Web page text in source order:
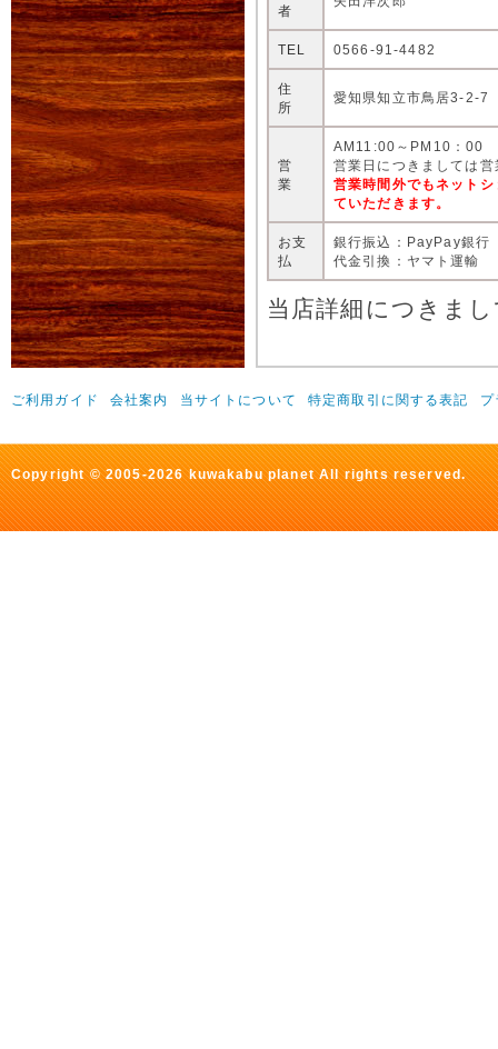
者
TEL 0566-91-4482
住
所
愛知県知立市鳥居3-2-7
営
業
AM11:00～PM10：00
営業日につきましては
営業時間外でもネット
ていただきます。
お支
払
銀行振込：PayPay銀行
代金引換：ヤマト運輸
当店詳細につきま
ご利用ガイド 会社案内 当サイトについて 特定商取引に関する表記 プ
Copyright © 2005-2026 kuwakabu planet All rights reserved.